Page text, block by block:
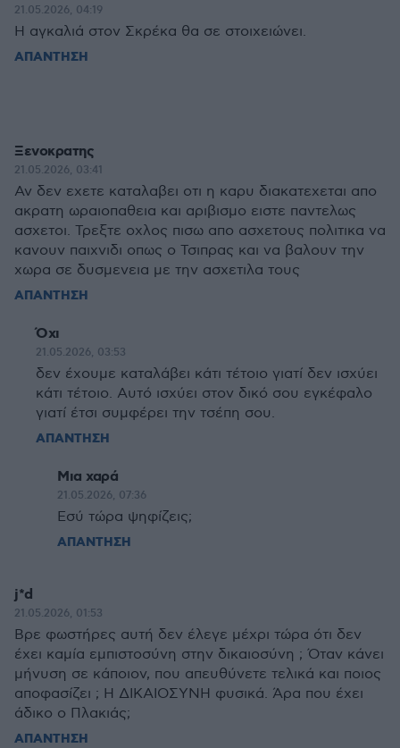
21.05.2026, 04:19
Η αγκαλιά στον Σκρέκα θα σε στοιχειώνει.
ΑΠΑΝΤΗΣΗ
Ξενοκρατης
21.05.2026, 03:41
Αν δεν εχετε καταλαβει οτι η καρυ διακατεχεται απο
ακρατη ωραιοπαθεια και αριβισμο ειστε παντελως
ασχετοι. Τρεξτε οχλος πισω απο ασχετους πολιτικα να
κανουν παιχνιδι οπως ο Τσιπρας και να βαλουν την
χωρα σε δυσμενεια με την ασχετιλα τους
ΑΠΑΝΤΗΣΗ
Όχι
21.05.2026, 03:53
δεν έχουμε καταλάβει κάτι τέτοιο γιατί δεν ισχύει
κάτι τέτοιο. Αυτό ισχύει στον δικό σου εγκέφαλο
γιατί έτσι συμφέρει την τσέπη σου.
ΑΠΑΝΤΗΣΗ
Μια χαρά
21.05.2026, 07:36
Εσύ τώρα ψηφίζεις;
ΑΠΑΝΤΗΣΗ
j*d
21.05.2026, 01:53
Βρε φωστήρες αυτή δεν έλεγε μέχρι τώρα ότι δεν
έχει καμία εμπιστοσύνη στην δικαιοσύνη ; Όταν κάνει
μήνυση σε κάποιον, που απευθύνετε τελικά και ποιος
αποφασίζει ; Η ΔΙΚΑΙΟΣΥΝΗ φυσικά. Άρα που έχει
άδικο ο Πλακιάς;
ΑΠΑΝΤΗΣΗ